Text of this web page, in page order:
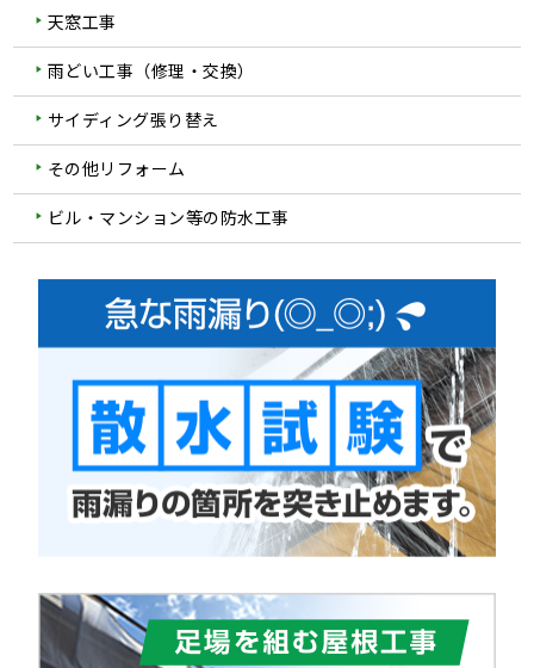
天窓工事
雨どい工事（修理・交換）
サイディング張り替え
その他リフォーム
ビル・マンション等の防水工事